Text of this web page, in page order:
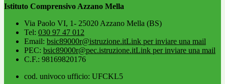
Istituto Comprensivo Azzano Mella
Via Paolo VI, 1- 25020 Azzano Mella (BS)
Tel: 030 97 47 012
Email: bsic89000r@istruzione.itLink per inviare una mail
PEC: bsic89000r@pec.istruzione.itLink per inviare una mail
C.F.: 98169820176
cod. univoco ufficio: UFCKL5